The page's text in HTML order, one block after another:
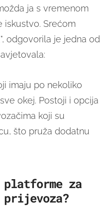
ja s vremenom
iskustvo. Srećom
odgovorila je jedna od
imaju po nekoliko
okej. Postoji i opcija
koji su
što pruža dodatnu
za